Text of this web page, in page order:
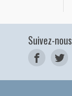
Suivez-nous